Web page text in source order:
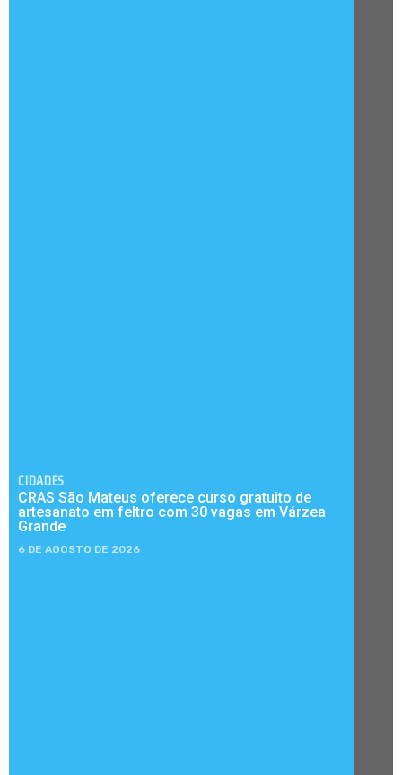
CIDADES
CRAS São Mateus oferece curso gratuito de
artesanato em feltro com 30 vagas em Várzea
Grande
6 DE AGOSTO DE 2026